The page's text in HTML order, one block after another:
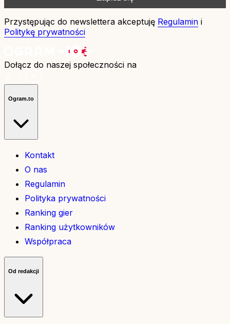
Przystępując do newslettera akceptuję Regulamin i
Politykę prywatności
Dołącz do naszej społeczności na
Ogram.to
Kontakt
O nas
Regulamin
Polityka prywatności
Ranking gier
Ranking użytkowników
Współpraca
Od redakcji